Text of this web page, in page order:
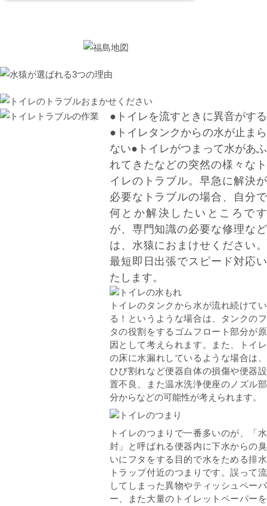
●トイレを流すときに異音がする
●トイレタンクからの水が止まら
ない●トイレがつまって水があふ
れてきたなどの突然の様々なト
イレのトラブル。早急に解決が
必要なトラブルの場合、自分で
何とか解決したいところです
が、専門知識の必要な修理など
は、水猿におまけせください。
最短即日出張でスピード対応い
たします。
トイレのタンクから水が流れ続けてい
る！というような場合は、タンクのフ
タの役割をするゴムフロート部分が原
因として考えられます。また、トイレ
の床に水漏れしているような場合は、
ひび割れなど便器自体の損傷や便器設
置不良、また温水洗浄便座のノズル部
分からなどの可能性が考えられます。
トイレのつまりで一番多いのが、「水
封」と呼ばれる便器内に下水からの臭
いにフタをする目的で水をためる排水
トラップ付近のつまりです。誤って流
してしまった異物やティッシュペーパ
ー、また大量のトイレットペーパーを